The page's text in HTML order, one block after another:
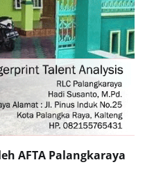
AFTA Palangkaraya